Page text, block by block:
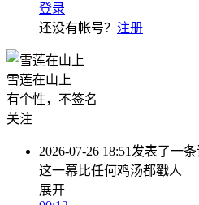
登录
还没有帐号？ 注册
雪莲在山上
有个性，不签名
关注
2026-07-26 18:51 发表了一
这一幕比任何鸡汤都戳人
展开